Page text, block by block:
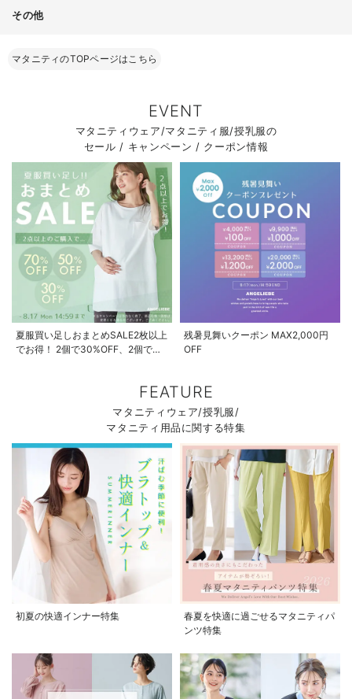
その他
マタニティのTOPページはこちら
EVENT
マタニティウェア/マタニティ服/授乳服の
セール / キャンペーン / クーポン情報
夏服買い足しおまとめSALE2枚以上
でお得！ 2個で30%OFF、2個で
残暑見舞いクーポン MAX2,000円
OFF
FEATURE
マタニティウェア/授乳服/
マタニティ用品に関する特集
初夏の快適インナー特集
春夏を快適に過ごせるマタニティパ
ンツ特集